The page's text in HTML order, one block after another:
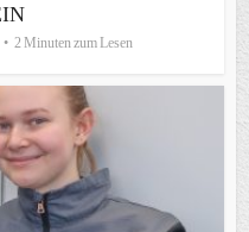
2 Minuten zum Lesen